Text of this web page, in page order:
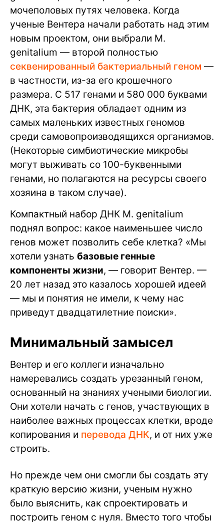
мочеполовых путях человека. Когда
ученые Вентера начали работать над этим
новым проектом, они выбрали M.
genitalium — второй полностью
секвенированный бактериальный геном —
в частности, из-за его крошечного
размера. С 517 генами и 580 000 буквами
ДНК, эта бактерия обладает одним из
самых маленьких известных геномов
среди самовопроизводящихся организмов.
(Некоторые симбиотические микробы
могут выживать со 100-буквенными
генами, но полагаются на ресурсы своего
хозяина в таком случае).
Компактный набор ДНК M. genitalium
поднял вопрос: какое наименьшее число
генов может позволить себе клетка? «Мы
хотели узнать базовые генные
компоненты жизни, — говорит Вентер. —
20 лет назад это казалось хорошей идеей
— мы и понятия не имели, к чему нас
приведут двадцатилетние поиски».
Минимальный замысел
Вентер и его коллеги изначально
намеревались создать урезанный геном,
основанный на знаниях учеными биологии.
Они хотели начать с генов, участвующих в
наиболее важных процессах клетки, вроде
копирования и перевода ДНК, и от них уже
строить.
Но прежде чем они смогли бы создать эту
краткую версию жизни, ученым нужно
было выяснить, как спроектировать и
построить геном с нуля. Вместо того чтобы